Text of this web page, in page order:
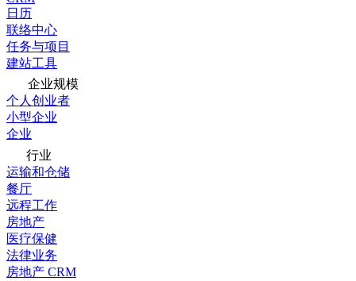
日历
联络中心
任务与项目
建站工具
企业规模
个人创业者
小型企业
企业
行业
运输和仓储
餐厅
远程工作
房地产
医疗保健
法律业务
房地产 CRM